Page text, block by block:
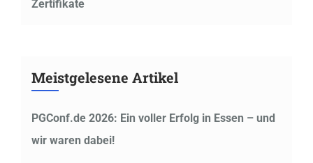
Zertifikate
Meistgelesene Artikel
PGConf.de 2026: Ein voller Erfolg in Essen – und
wir waren dabei!